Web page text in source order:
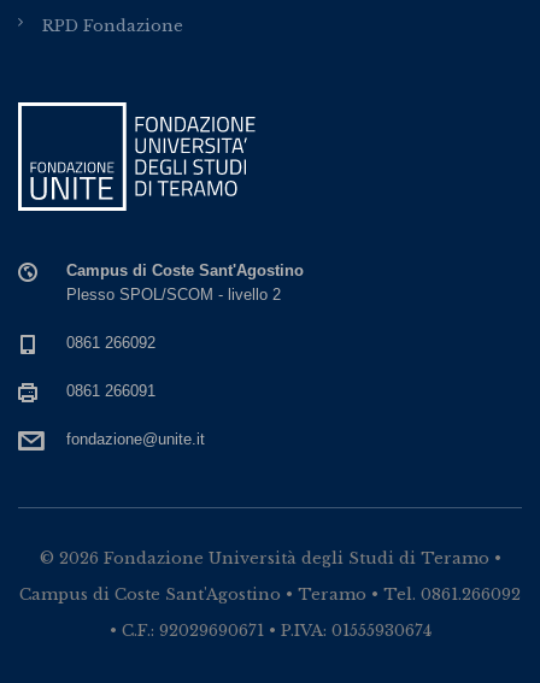
RPD Fondazione
Campus di Coste Sant'Agostino
Plesso SPOL/SCOM - livello 2
0861 266092
0861 266091
fondazione@unite.it
© 2026 Fondazione Università degli Studi di Teramo •
Campus di Coste Sant'Agostino • Teramo • Tel. 0861.266092
• C.F.: 92029690671 • P.IVA: 01555930674